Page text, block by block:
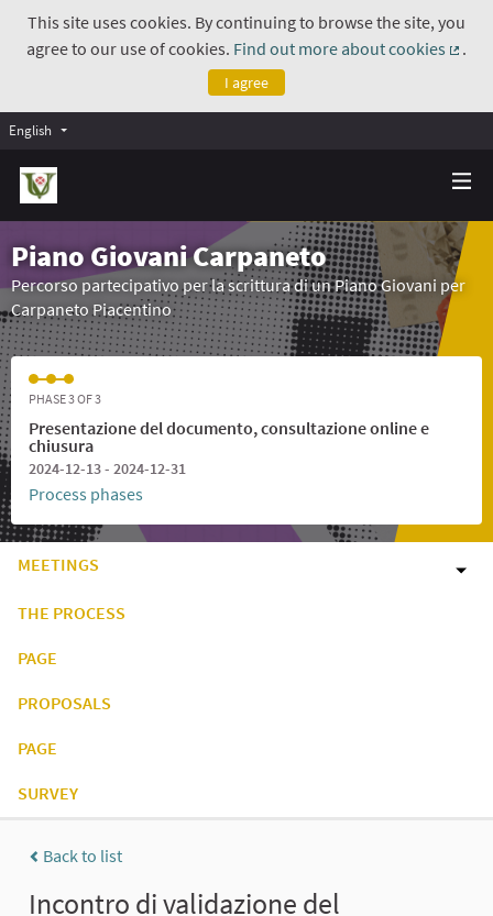
This site uses cookies. By continuing to browse the site, you
agree to our use of cookies. Find out more about cookies
.
I agree
English
Piano Giovani Carpaneto
Percorso partecipativo per la scrittura di un Piano Giovani per
Carpaneto Piacentino
PHASE 3 OF 3
Presentazione del documento, consultazione online e
chiusura
2024-12-13 - 2024-12-31
Process phases
MEETINGS
THE PROCESS
PAGE
PROPOSALS
PAGE
SURVEY
Back to list
Incontro di validazione del